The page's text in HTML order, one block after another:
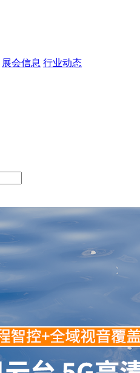
展会信息 行业动态